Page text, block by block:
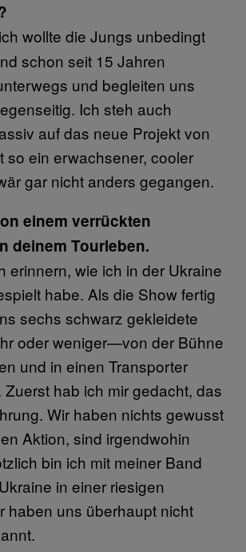
wollte die Jungs unbedingt
schon seit 15 Jahren
und begleiten uns
Ich steh auch
auf das neue Projekt von
so ein erwachsener, cooler
gar nicht anders gegangen.
einem verrückten
deinem Tourleben.
erinnern, wie ich in der Ukraine
habe. Als die Show fertig
sechs schwarz gekleidete
oder weniger—von der Bühne
und in einen Transporter
Zuerst hab ich mir gedacht, das
Wir haben nichts gewusst
Aktion, sind irgendwohin
bin ich mit meiner Band
in einer riesigen
haben uns überhaupt nicht